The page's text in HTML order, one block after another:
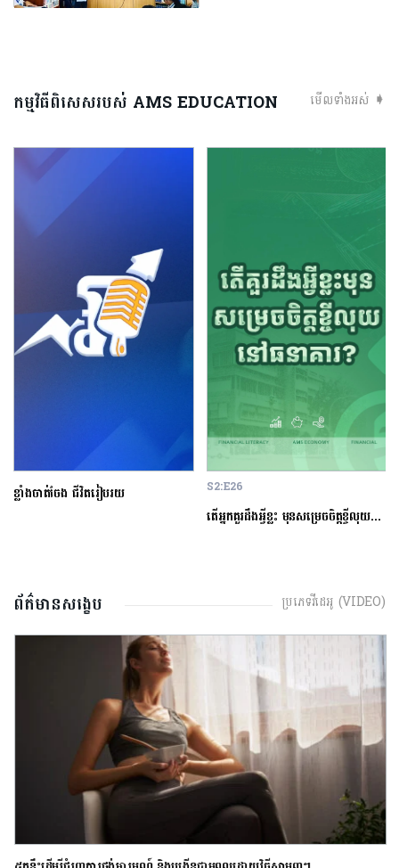
កម្មវិធីពិសេសរបស់ AMS EDUCATION មើលទាំងអស់ ➧
ខ្លាំងចាត់ចែង ជីវិតរៀបរយ S2:E26
តើអ្នកគួរដឹងអ្វីខ្លះ មុនសម្រេចចិត្តខ្ចីលុយនៅធនាគារ?
ព័ត៌មានសង្ខេប ប្រភេទវីដេអូ (VIDEO)